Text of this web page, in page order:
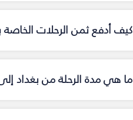
كيف أدفع ثمن الرحلات
ما هي مدة الرحلة من بغداد